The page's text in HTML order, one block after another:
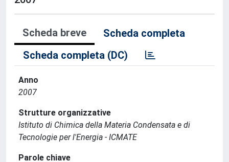
Scheda breve
Scheda completa
Scheda completa (DC)
Anno
2007
Strutture organizzative
Istituto di Chimica della Materia Condensata e di
Tecnologie per l'Energia - ICMATE
Parole chiave